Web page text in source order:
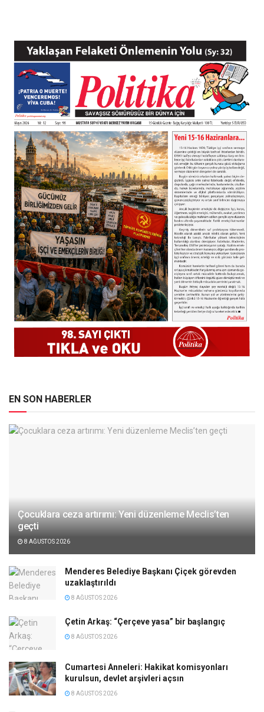
EN SON HABERLER
Çocuklara ceza artırımı: Yeni düzenleme Meclis’ten
geçti
8 AĞUSTOS 2026
Menderes Belediye Başkanı Çiçek görevden
uzaklaştırıldı
8 AĞUSTOS 2026
Çetin Arkaş: “Çerçeve yasa” bir başlangıç
8 AĞUSTOS 2026
Cumartesi Anneleri: Hakikat komisyonları
kurulsun, devlet arşivleri açsın
8 AĞUSTOS 2026